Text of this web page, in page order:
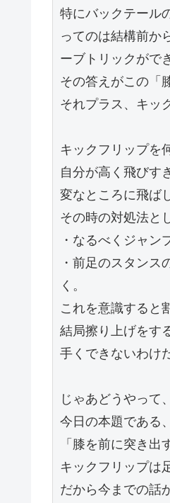
特にバックテール
ってのは結構前か
ーブトリックがで
その答えがこの「
それプラス、キッ
キックフリップを
自分が高く飛びす
変なところに飛ば
その時の対処法と
・なるべくジャン
・前足のスタン
く。
これを意識すると
結局擦り上げをす
手くできないわけ
じゃあどうやって
今日の本題である、
「膝を前に突き出
キックフリップは
だから今までの話